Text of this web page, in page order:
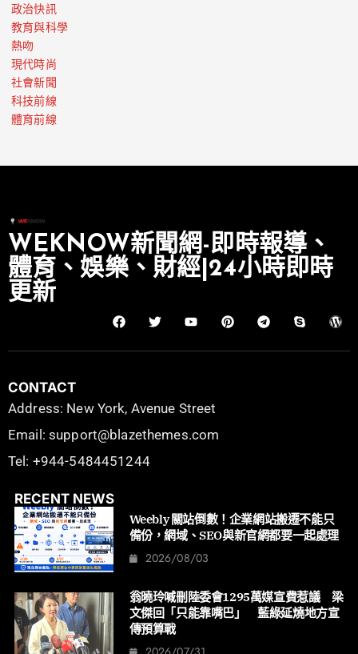
政治快訊
教育與科學
熱吻
現代時尚
社會新聞
科技前線
體育前線
WEKNOW新聞網-即時報導、
體育、娛樂、財經|24小時即時
更新
CONTACT
Address: New York, Avenue Street
Email: support@blazethemes.com
Tel: +944-5484451244
RECENT NEWS
Weebly 關站倒數！企業網站搬遷不能只
備份，網域、SEO與新官網都要一起處理
2026/08/03
翁曉玲喊刪陸委會1295萬媒宣費惹議 梁
文傑回「只能靠嘴巴」 藍綠延燒地方宣
傳預算戰